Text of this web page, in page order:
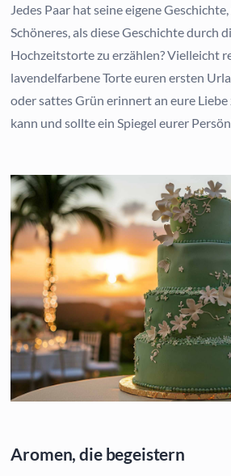
Jedes Paar hat seine eigene
Schöneres, als diese Geschichte durch
Hochzeitstorte zu erzählen? Vielleicht
lavendelfarbene Torte euren ersten
oder sattes Grün erinnert an eure
kann und sollte ein Spiegel eurer
Aromen, die begeistern